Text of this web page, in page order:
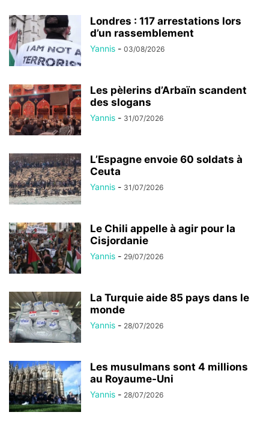
Londres : 117 arrestations lors
d’un rassemblement
Yannis - 03/08/2026
Les pèlerins d’Arbaïn scandent
des slogans
Yannis - 31/07/2026
L’Espagne envoie 60 soldats à
Ceuta
Yannis - 31/07/2026
Le Chili appelle à agir pour la
Cisjordanie
Yannis - 29/07/2026
La Turquie aide 85 pays dans le
monde
Yannis - 28/07/2026
Les musulmans sont 4 millions
au Royaume-Uni
Yannis - 28/07/2026